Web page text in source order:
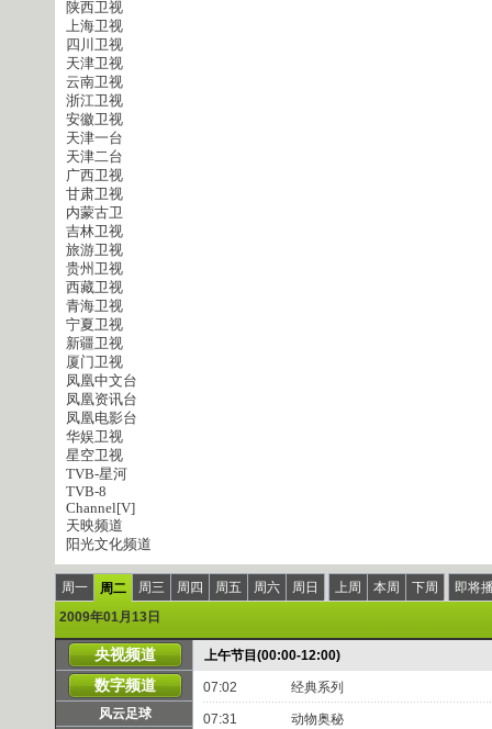
陕西卫视
上海卫视
四川卫视
天津卫视
云南卫视
浙江卫视
安徽卫视
天津一台
天津二台
广西卫视
甘肃卫视
内蒙古卫
吉林卫视
旅游卫视
贵州卫视
西藏卫视
青海卫视
宁夏卫视
新疆卫视
厦门卫视
凤凰中文台
凤凰资讯台
凤凰电影台
华娱卫视
星空卫视
TVB-星河
TVB-8
Channel[V]
天映频道
阳光文化频道
周一 周二 周三 周四 周五 周六 周日 上周 本周 下周
即将
2009年01月13日
央视频道
数字频道
风云足球
上午节目(00:00-12:00)
07:02 经典系列
07:31 动物奥秘